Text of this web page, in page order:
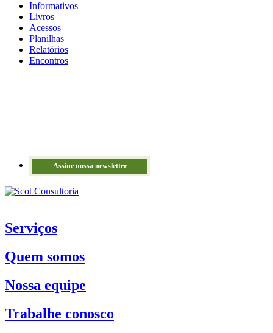
Informativos
Livros
Acessos
Planilhas
Relatórios
Encontros
Assine nossa newsletter
Serviços
Quem somos
Nossa equipe
Trabalhe conosco